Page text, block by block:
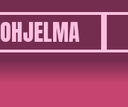
OHJELMA